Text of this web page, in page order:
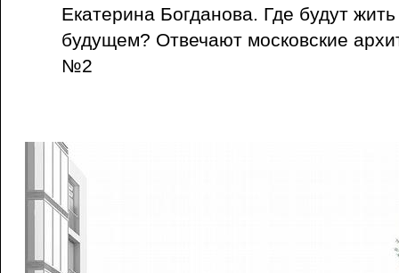
Екатерина Богданова. Где будут
будущем? Отвечают московские
№2